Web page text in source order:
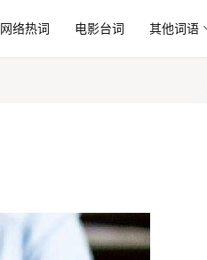
网络热词 电影台词 其他词语